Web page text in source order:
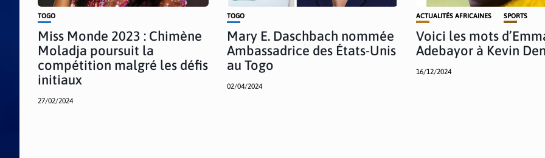
TOGO
Miss Monde 2023 : Chimène
Moladja poursuit la
compétition malgré les défis
initiaux
27/02/2024
TOGO
Mary E. Daschbach nommée
Ambassadrice des États-Unis
au Togo
02/04/2024
ACTUALITÉS AFRICAINES SPORTS
Voici les mots
Adebayor à Kevin
16/12/2024